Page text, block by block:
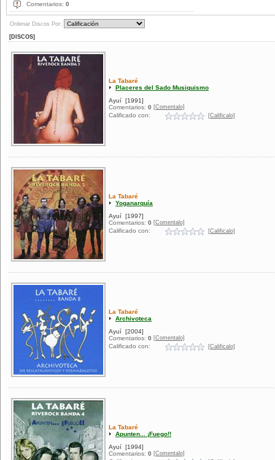
Comentarios: 0
Ordenar Discos Por:
[DISCOS]
La Tabaré
Placeres del Sado Musiquismo
Ayuí [1991]
Comentarios: 0 [Comentalo]
Calificado con: [Calificalo]
La Tabaré
Yoganarquía
Ayuí [1997]
Comentarios: 0 [Comentalo]
Calificado con: [Calificalo]
La Tabaré
Archivoteca
Ayuí [2004]
Comentarios: 0 [Comentalo]
Calificado con: [Calificalo]
La Tabaré
Apunten... ¡Fuego!!
Ayuí [1994]
Comentarios: 0 [Comentalo]